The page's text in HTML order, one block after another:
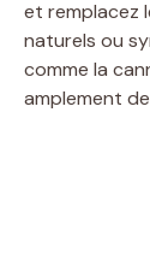
et remplacez
naturels ou
comme la
amplement